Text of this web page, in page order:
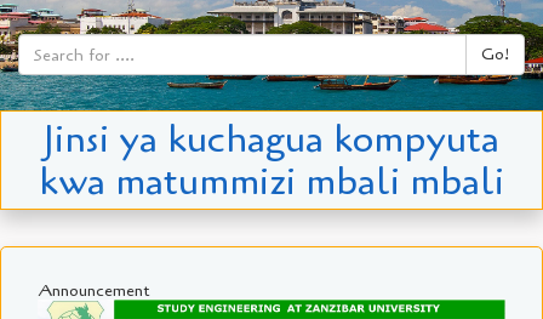
Go!
Jinsi ya kuchagua kompyuta
kwa matummizi mbali mbali
Announcement